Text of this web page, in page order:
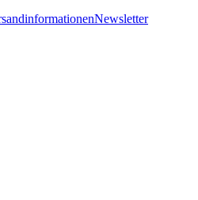
Newsletter